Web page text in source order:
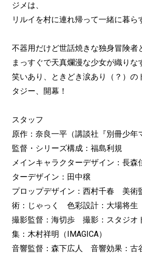
ジメは、
リルイを村に連れ帰って一緒に暮ら
不器用だけど世話焼きな独身冒険者
まっすぐで天真爛漫な少女が織りな
笑いあり、ときどき涙あり（？）の
タジー、開幕！
スタッフ
原作：奈良一平（講談社『別冊少
監督・シリーズ構成：福島利規
メインキャラクターデザイン：長
ターデザイン：田中穣
プロップデザイン：西村千春 美
術：じゃっく 色彩設計：大場将生
撮影監督：海切歩 撮影：スタジ
集：木村祥明（IMAGICA）
音響監督：森下広人 音響効果：古